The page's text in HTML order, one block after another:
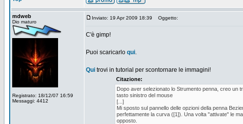
mdweb
Dio maturo
Registrato: 18/12/07 16:59
Messaggi: 4412
Inviato: 19 Apr 2009 18:39 Oggetto:
C'è gimp!
Puoi scaricarlo qui.
Qui trovi in tutorial per scontornare le immagini!
Citazione:
Dopo aver selezionato lo Strumento penna, creo un
tasto sinistro del mouse
[...]
Mi sposto sul pannello delle opzioni della penna
perfettamente la curva ([1]). Una volta "attivate" le
opposto.